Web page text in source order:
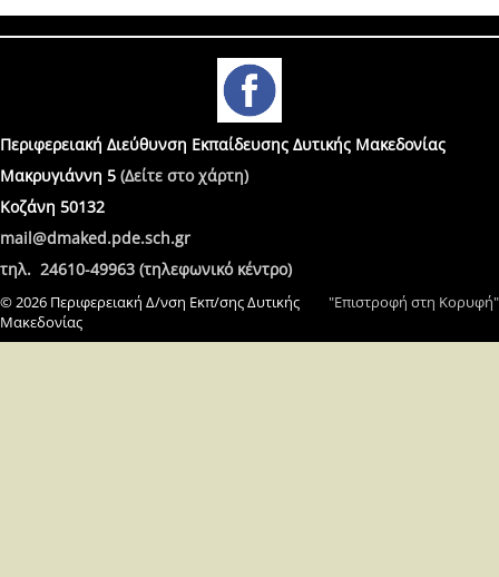
Περιφερειακή Διεύθυνση Εκπαίδευσης Δυτικής Μακεδονίας
Μακρυγιάννη 5 (Δείτε στο χάρτη)
Κοζάνη 50132
mail@dmaked.pde.sch.gr
τηλ. 24610-49963 (τηλεφωνικό κέντρο)
"Επιστροφή στη Κορυφή"
© 2026 Περιφερειακή Δ/νση Εκπ/σης Δυτικής
Μακεδονίας